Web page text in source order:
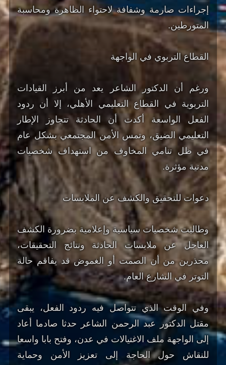
إجراءات صارمة وشفافة لاحتواء الظاهرة ومحاسبة
المتورطين.
القطاع التربوي في الواجهة
ورغم أن الدكتور الشاعر يعد من أبرز القيادات
التربوية في القطاع التعليمي الأهلي، إلا أن ردود
الفعل الواسعة أكدت أن الحادثة تتجاوز الإطار
التعليمي الضيق، وتمس الأمن المجتمعي بشكل عام
في ظل تنامي المخاوف من استهداف شخصيات
مدنية مؤثرة.
دعوات للتحقيق والكشف عن الملابسات
وطالبت شخصيات سياسية وإعلامية بضرورة الكشف
العاجل عن ملابسات الحادثة ونتائج التحقيقات،
محذرين من أن الصمت أو الغموض قد يفاقم حالة
التوتر في الشارع العام.
وفي الوقت الذي تتواصل فيه ردود الفعل، يبقى
مقتل الدكتور عبد الرحمن الشاعر حدثا صادما أعاد
إلى الواجهة ملف الاغتيالات في عدن، وفتح بابا واسعا
للنقاش حول الحاجة إلى تعزيز الأمن وحماية